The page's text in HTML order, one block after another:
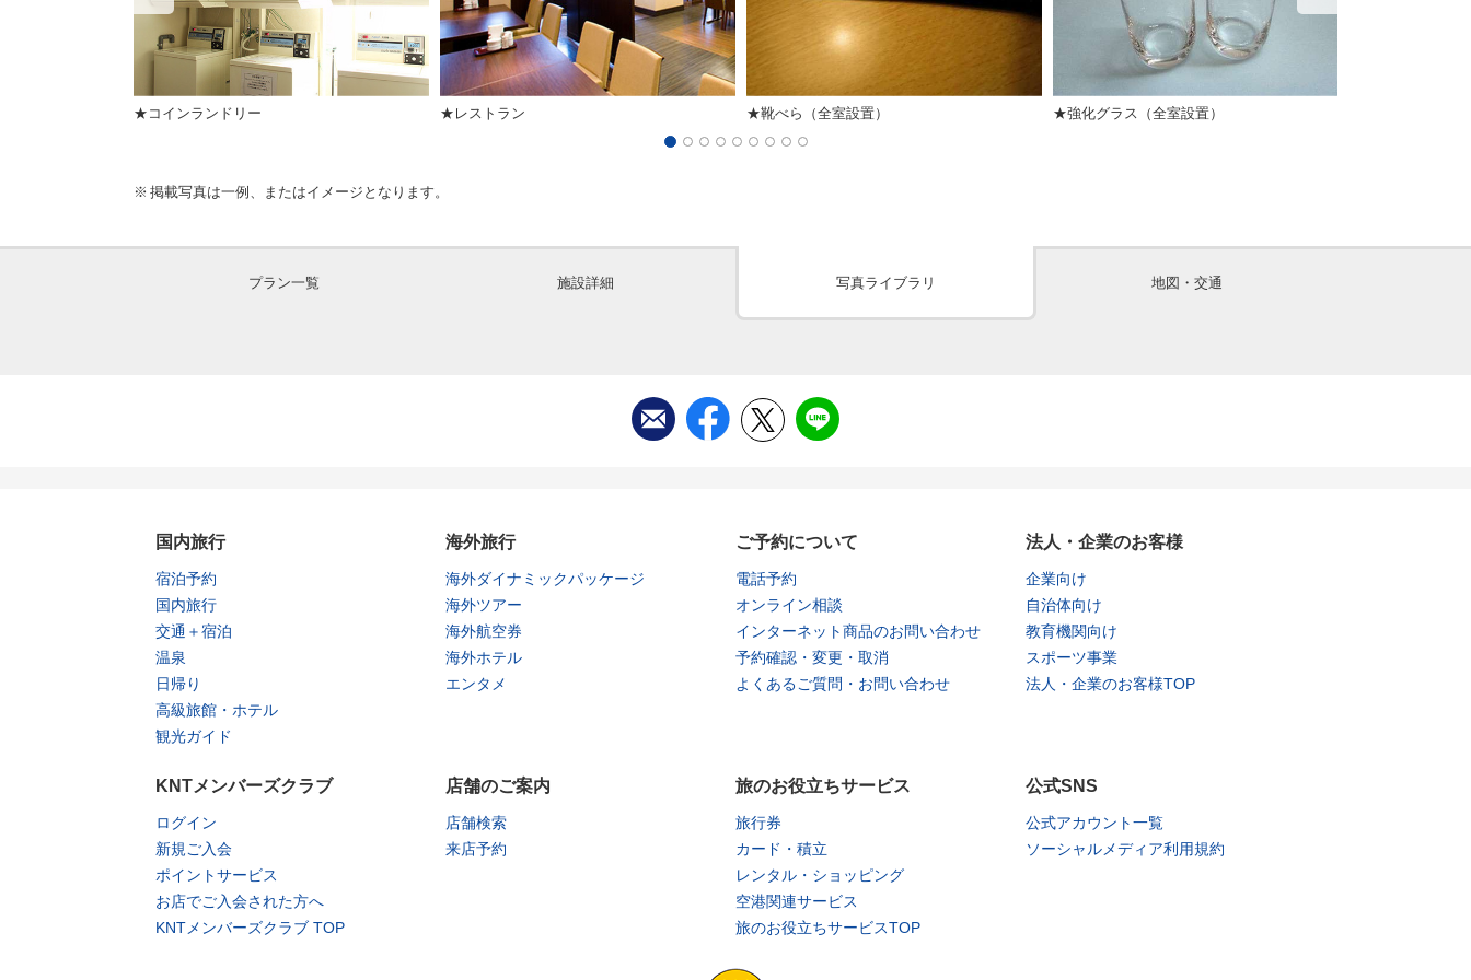
★コインランドリー ★レストラン ★靴べら（全室設置） ★強化グラス（全室設置）
掲載写真は一例、またはイメージとなります。
プラン一覧 施設詳細 写真ライブラリ 地図・交通
国内旅行
宿泊予約
国内旅行
交通＋宿泊
温泉
日帰り
高級旅館・ホテル
観光ガイド
海外旅行
海外ダイナミックパッケージ
海外ツアー
海外航空券
海外ホテル
エンタメ
ご予約について
電話予約
オンライン相談
インターネット商品のお問い合わせ
予約確認・変更・取消
よくあるご質問・お問い合わせ
法人・企業のお客様
企業向け
自治体向け
教育機関向け
スポーツ事業
法人・企業のお客様TOP
KNTメンバーズクラブ
ログイン
新規ご入会
ポイントサービス
お店でご入会された方へ
KNTメンバーズクラブ TOP
店舗のご案内
店舗検索
来店予約
旅のお役立ちサービス
旅行券
カード・積立
レンタル・ショッピング
空港関連サービス
旅のお役立ちサービスTOP
公式SNS
公式アカウント一覧
ソーシャルメディア利用規約